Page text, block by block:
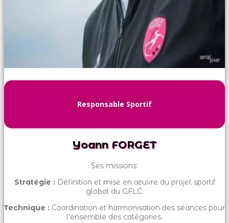
Responsable Sportif
Yoann FORGET
Ses missions:
Stratégie :Définition et mise en œuvre du projet sportif
global du GFLC.
Technique : Coordination et harmonisation des séances pour
l’ensemble des catégories.